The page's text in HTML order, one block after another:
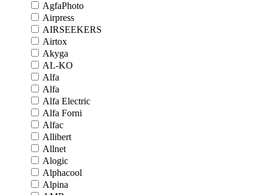
AgfaPhoto
Airpress
AIRSEEKERS
Airtox
Akyga
AL-KO
Alfa
Alfa
Alfa Electric
Alfa Forni
Alfac
Allibert
Allnet
Alogic
Alphacool
Alpina